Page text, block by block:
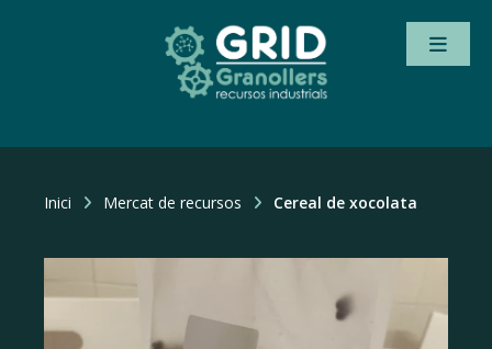
Inici Mercat de recursos Cereal de xocolata